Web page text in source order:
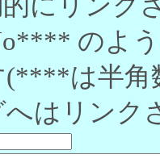
にリンク
のよ
(****は半角
はリンク